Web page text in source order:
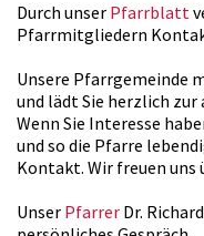
Durch unser Pfarrblatt
Pfarrmitgliedern
Unsere Pfarrgemeinde
und lädt Sie herzlich
Wenn Sie Interesse
und so die Pfarre
Kontakt. Wir freuen
Unser Pfarrer Dr.